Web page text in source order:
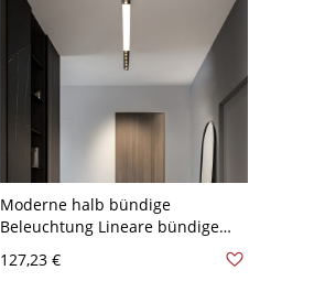
Moderne halb bündige
Beleuchtung Lineare bündige
Beleuchtung Deckenleuchte für
Esszimmer - Schwarz 110V-120V
127,23 €